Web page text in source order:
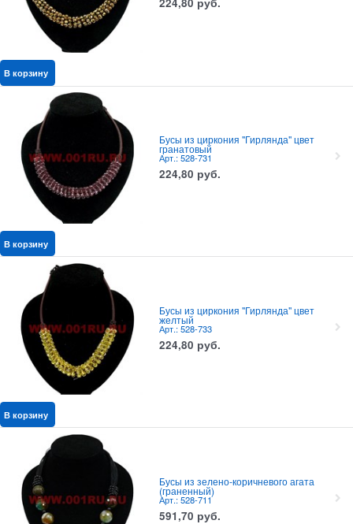
В корзину
Бусы из циркония "Гирлянда" цвет
гранатовый
Арт.: 528-731
224,80 руб.
В корзину
Бусы из циркония "Гирлянда" цвет
желтый
Арт.: 528-733
224,80 руб.
В корзину
Бусы из зелено-коричневого агата
(граненный)
Арт.: 528-711
591,70 руб.